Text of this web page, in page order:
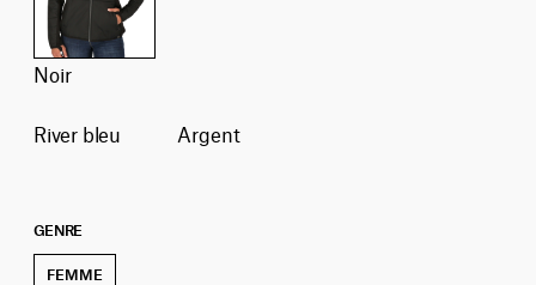
noir
river bleu argent
GENRE
FEMME